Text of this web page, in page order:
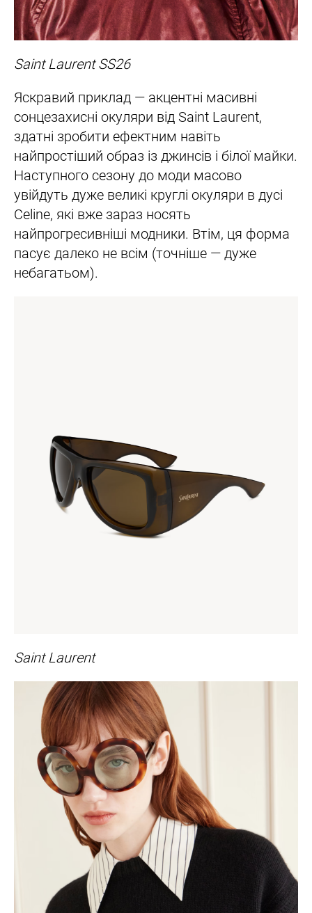
Saint Laurent SS26
Яскравий приклад — акцентні масивні
сонцезахисні окуляри від Saint Laurent,
здатні зробити ефектним навіть
найпростіший образ із джинсів і білої майки.
Наступного сезону до моди масово
увійдуть дуже великі круглі окуляри в дусі
Celine, які вже зараз носять
найпрогресивніші модники. Втім, ця форма
пасує далеко не всім (точніше — дуже
небагатьом).
Saint Laurent